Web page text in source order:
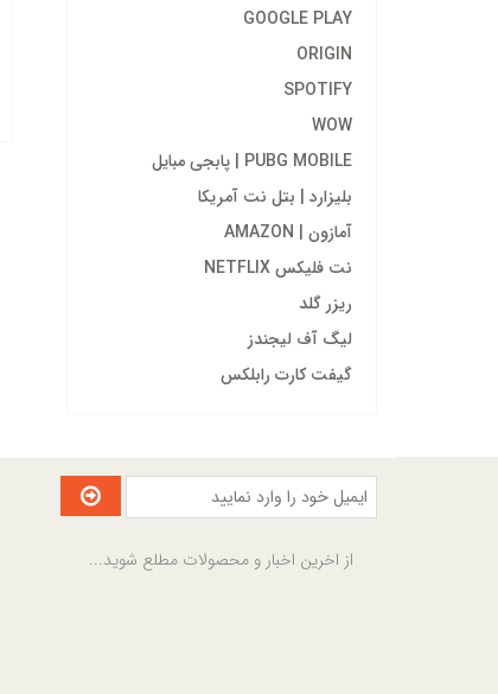
GOOGLE PLAY
ORIGIN
SPOTIFY
WOW
PUBG MOBILE | پابجی مبایل
بلیزارد | بتل نت آمریکا
آمازون | AMAZON
نت فلیکس NETFLIX
ریزر گلد
لیگ آف لیجندز
گیفت کارت رابلکس
از اخرین اخبار و محصولات مطلع شوید...